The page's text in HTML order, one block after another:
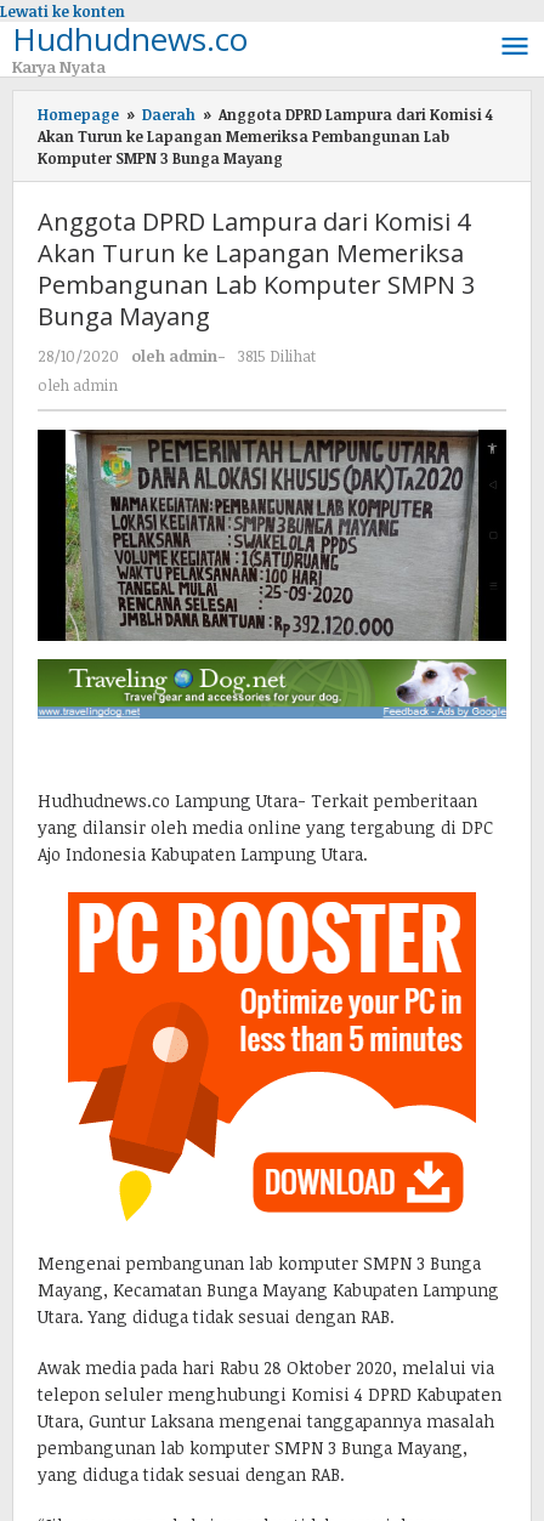
Lewati ke konten
Hudhudnews.co
Karya Nyata
Homepage » Daerah » Anggota DPRD Lampura dari Komisi 4
Akan Turun ke Lapangan Memeriksa Pembangunan Lab
Komputer SMPN 3 Bunga Mayang
Anggota DPRD Lampura dari Komisi 4
Akan Turun ke Lapangan Memeriksa
Pembangunan Lab Komputer SMPN 3
Bunga Mayang
28/10/2020 oleh admin-
3815 Dilihat
oleh admin
Hudhudnews.co Lampung Utara- Terkait pemberitaan
yang dilansir oleh media online yang tergabung di DPC
Ajo Indonesia Kabupaten Lampung Utara.
Mengenai pembangunan lab komputer SMPN 3 Bunga
Mayang, Kecamatan Bunga Mayang Kabupaten Lampung
Utara. Yang diduga tidak sesuai dengan RAB.
Awak media pada hari Rabu 28 Oktober 2020, melalui via
telepon seluler menghubungi Komisi 4 DPRD Kabupaten
Utara, Guntur Laksana mengenai tanggapannya masalah
pembangunan lab komputer SMPN 3 Bunga Mayang,
yang diduga tidak sesuai dengan RAB.